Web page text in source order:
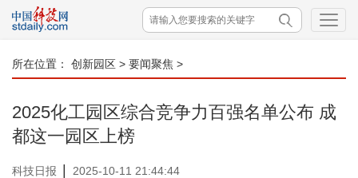
所在位置： 创新园区 > 要闻聚焦 >
2025化工园区综合竞争力百强名单公布 成
都这一园区上榜
科技日报 2025-10-11 21:44:44